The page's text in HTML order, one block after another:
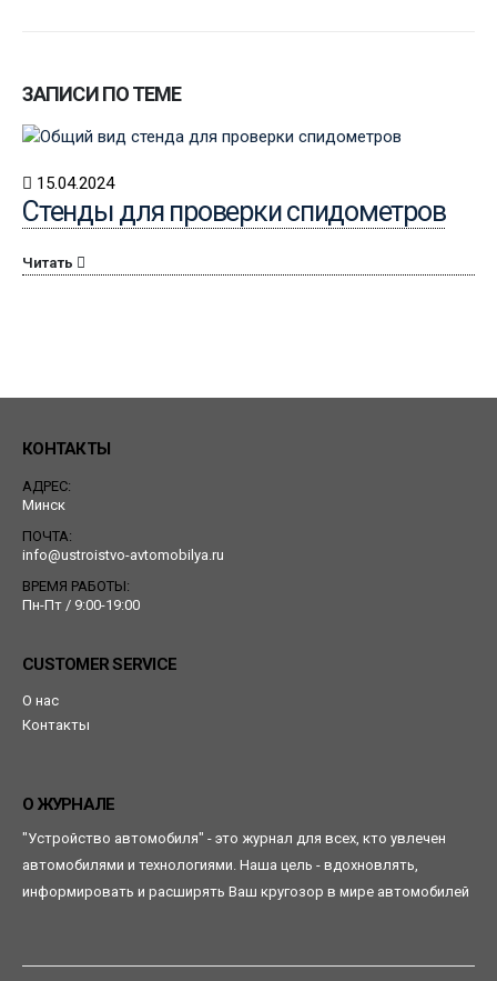
ЗАПИСИ ПО ТЕМЕ
15.04.2024
Стенды для проверки спидометров
Читать
КОНТАКТЫ
АДРЕС:
Минск
ПОЧТА:
info@ustroistvo-avtomobilya.ru
ВРЕМЯ РАБОТЫ:
Пн-Пт / 9:00-19:00
CUSTOMER SERVICE
О нас
Контакты
О ЖУРНАЛЕ
"Устройство автомобиля" - это журнал для всех, кто увлечен
автомобилями и технологиями. Наша цель - вдохновлять,
информировать и расширять Ваш кругозор в мире автомобилей